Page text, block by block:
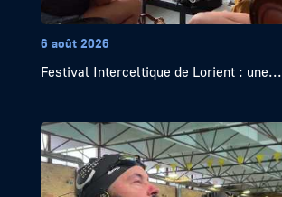
6 août 2026
Festival Interceltique de Lorient : une...